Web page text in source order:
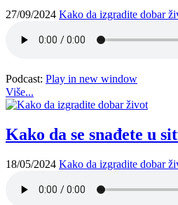
27/09/2024 Kako da izgradite dobar
Podcast: Play in new window
Više...
Kako da se snađete u
18/05/2024 Kako da izgradite dobar